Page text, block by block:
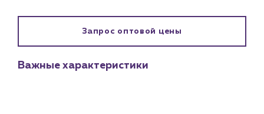
Клиентам
Снабженцам и подрядным организациям
Запрос оптовой цены
Важные характеристики